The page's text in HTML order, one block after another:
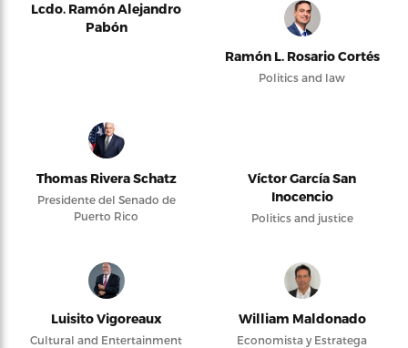
Lcdo. Ramón Alejandro
Pabón
Ramón L. Rosario Cortés
Politics and law
Thomas Rivera Schatz
Presidente del Senado de
Puerto Rico
Víctor García San
Inocencio
Politics and justice
Luisito Vigoreaux
Cultural and Entertainment
William Maldonado
Economista y Estratega